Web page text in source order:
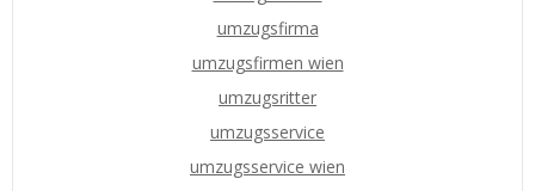
umzugsfirma
umzugsfirmen wien
umzugsritter
umzugsservice
umzugsservice wien